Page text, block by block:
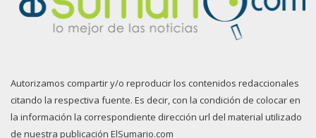
Autorizamos compartir y/o reproducir los contenidos redaccionales
citando la respectiva fuente. Es decir, con la condición de colocar en
la información la correspondiente dirección url del material utilizado
de nuestra publicación ElSumario.com